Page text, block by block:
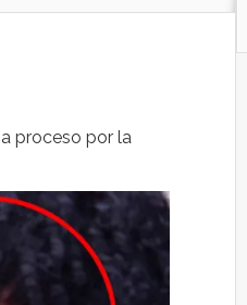
proceso por la